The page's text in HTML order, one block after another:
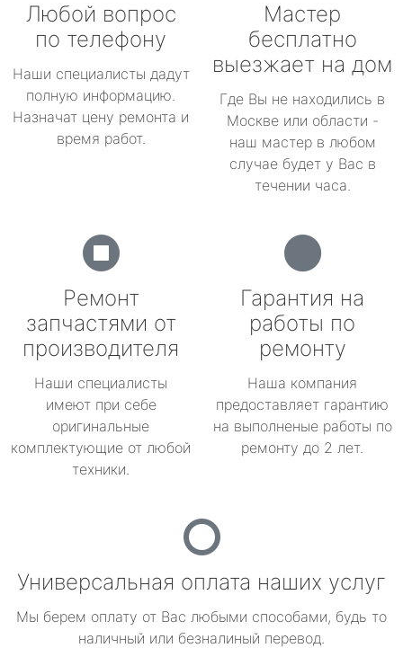
Любой вопрос
по телефону
Наши специалисты дадут
полную информацию.
Назначат цену ремонта и
время работ.
Мастер
бесплатно
выезжает на дом
Где Вы не находились в
Москве или области -
наш мастер в любом
случае будет у Вас в
течении часа.
Ремонт
запчастями от
производителя
Наши специалисты
имеют при себе
оригинальные
комплектующие от любой
техники.
Гарантия на
работы по
ремонту
Наша компания
предоставляет гарантию
на выполненые работы по
ремонту до 2 лет.
Универсальная оплата наших услуг
Мы берем оплату от Вас любыми способами, будь то
наличный или безналиный перевод.